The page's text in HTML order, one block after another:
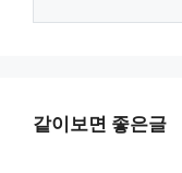
같이보면 좋은글